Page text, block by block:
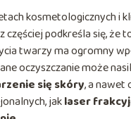
kosmetologicznych i
podkreśla się, że
twarzy ma ogromny
oczyszczanie może
się skóry, a nawet
jaklaser